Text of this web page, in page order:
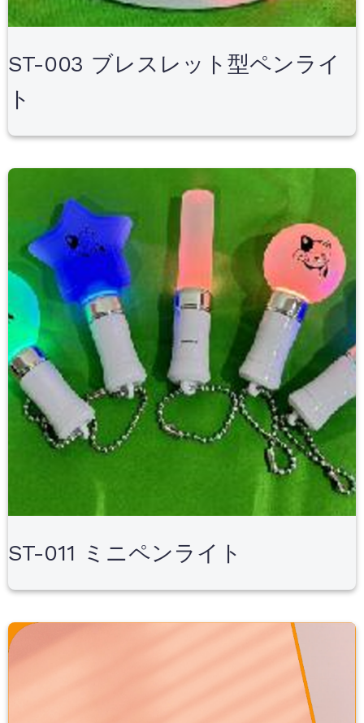
ST-003 ブレスレット型ペンライ
ト
ST-011 ミニペンライト